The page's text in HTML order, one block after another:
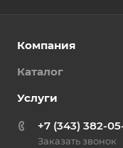
Компания
Каталог
Услуги
+7 (343) 382-
Заказать звонок